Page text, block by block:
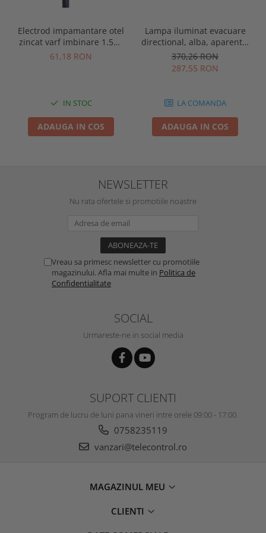
Electrod impamantare otel
zincat varf imbinare 1.5m,
se vand pachet de 10 bucati
61,18 RON
IN STOC
ADAUGA IN COS
Lampa iluminat evacuare
directional, alba, aparenta,
3 ore, 3W, mentinut, test
automat, IP20, Intelight
90385
370,26 RON
287,55 RON
LA COMANDA
ADAUGA IN COS
NEWSLETTER
Nu rata ofertele si promotiile noastre
Vreau sa primesc newsletter cu promotiile
magazinului. Afla mai multe in Politica de
Confidentialitate
SOCIAL
Urmareste-ne in social media
SUPORT CLIENTI
Program de lucru de luni pana vineri intre orele 09:00 - 17:00.
0758235119
vanzari@telecontrol.ro
MAGAZINUL MEU
CLIENTI